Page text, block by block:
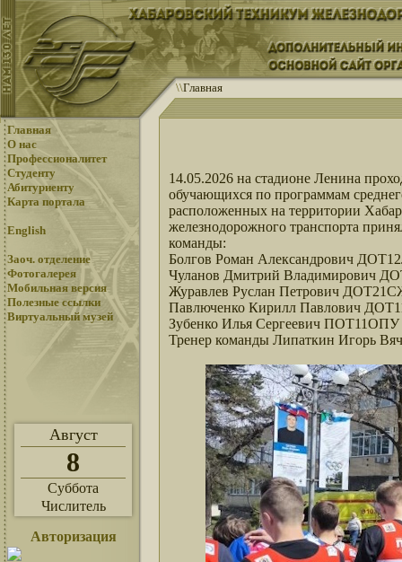
\\Главная
Главная
О нас
Профессионалитет
Студенту
Абитуриенту
Карта портала
English
Заоч. отделение
Фотогалерея
Мобильная версия
Полезные ссылки
Виртуальный музей
Август
8
Суббота
Числитель
Авторизация
14.05.2026 на стадионе Ленина
обучающихся по программам
расположенных на территории
железнодорожного транспорта
команды:
Болгов Роман Александрович
Чуланов Дмитрий Владимирович
Журавлев Руслан Петрович
Павлюченко Кирилл Павлович
Зубенко Илья Сергеевич ПОТ11ОПУ
Тренер команды Липаткин Игорь